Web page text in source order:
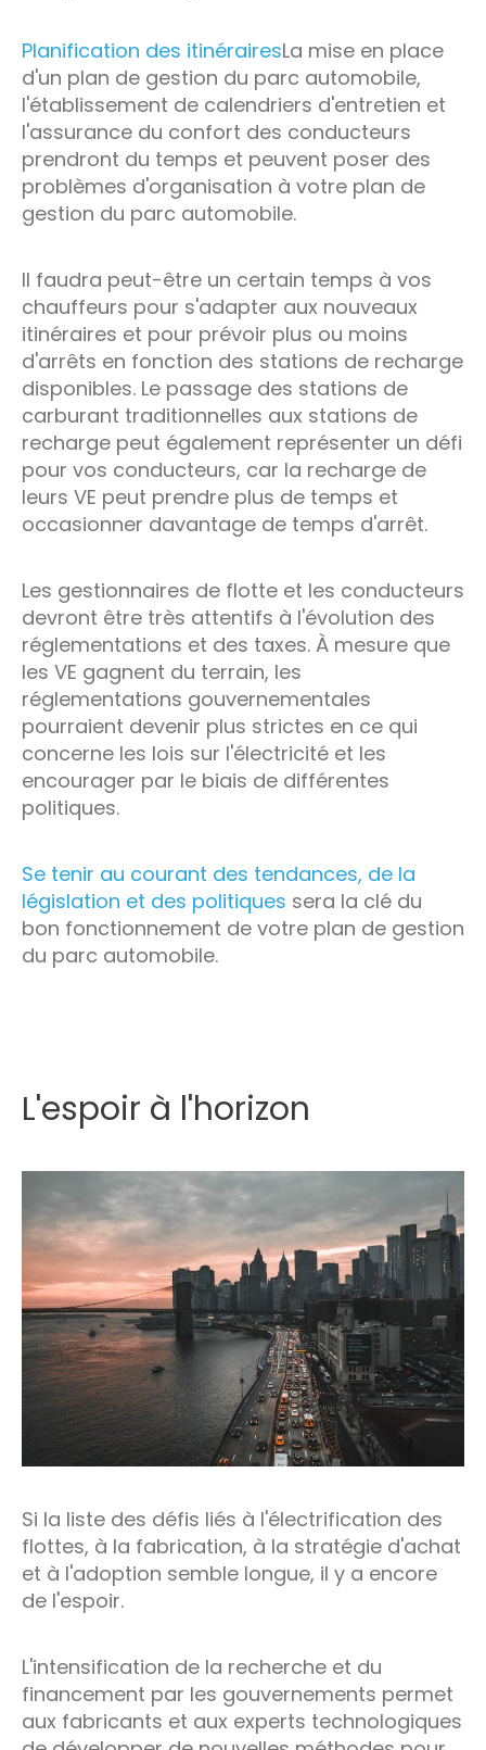
Planification des itinérairesLa mise en place
d'un plan de gestion du parc automobile,
l'établissement de calendriers d'entretien et
l'assurance du confort des conducteurs
prendront du temps et peuvent poser des
problèmes d'organisation à votre plan de
gestion du parc automobile.
Il faudra peut-être un certain temps à vos
chauffeurs pour s'adapter aux nouveaux
itinéraires et pour prévoir plus ou moins
d'arrêts en fonction des stations de recharge
disponibles. Le passage des stations de
carburant traditionnelles aux stations de
recharge peut également représenter un défi
pour vos conducteurs, car la recharge de
leurs VE peut prendre plus de temps et
occasionner davantage de temps d'arrêt.
Les gestionnaires de flotte et les conducteurs
devront être très attentifs à l'évolution des
réglementations et des taxes. À mesure que
les VE gagnent du terrain, les
réglementations gouvernementales
pourraient devenir plus strictes en ce qui
concerne les lois sur l'électricité et les
encourager par le biais de différentes
politiques.
Se tenir au courant des tendances, de la
législation et des politiques sera la clé du
bon fonctionnement de votre plan de gestion
du parc automobile.
L'espoir à l'horizon
Si la liste des défis liés à l'électrification des
flottes, à la fabrication, à la stratégie d'achat
et à l'adoption semble longue, il y a encore
de l'espoir.
L'intensification de la recherche et du
financement par les gouvernements permet
aux fabricants et aux experts technologiques